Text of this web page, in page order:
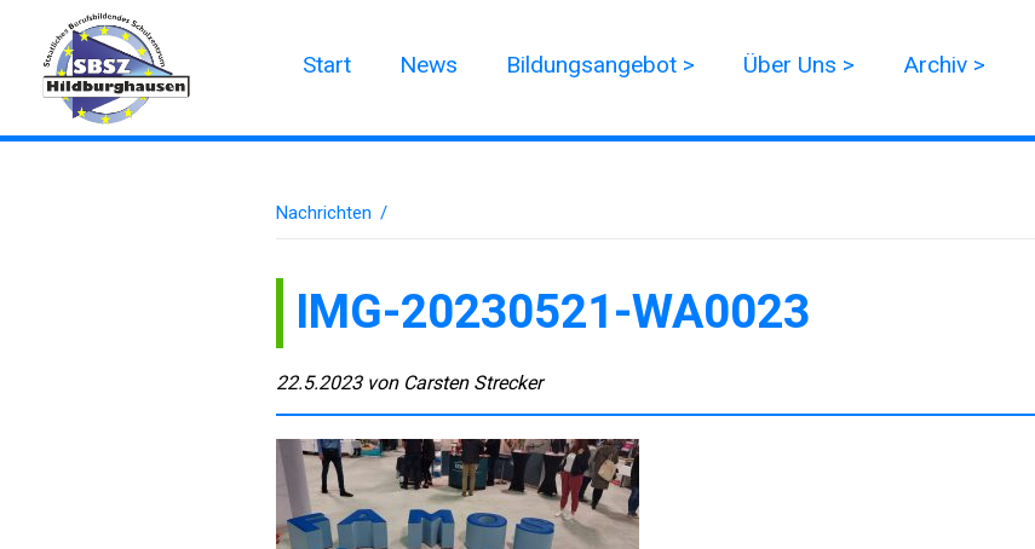
Start News Bildungsangebot > Über Uns > Archiv >
Nachrichten /
IMG-20230521-WA0023
22.5.2023 von Carsten Strecker